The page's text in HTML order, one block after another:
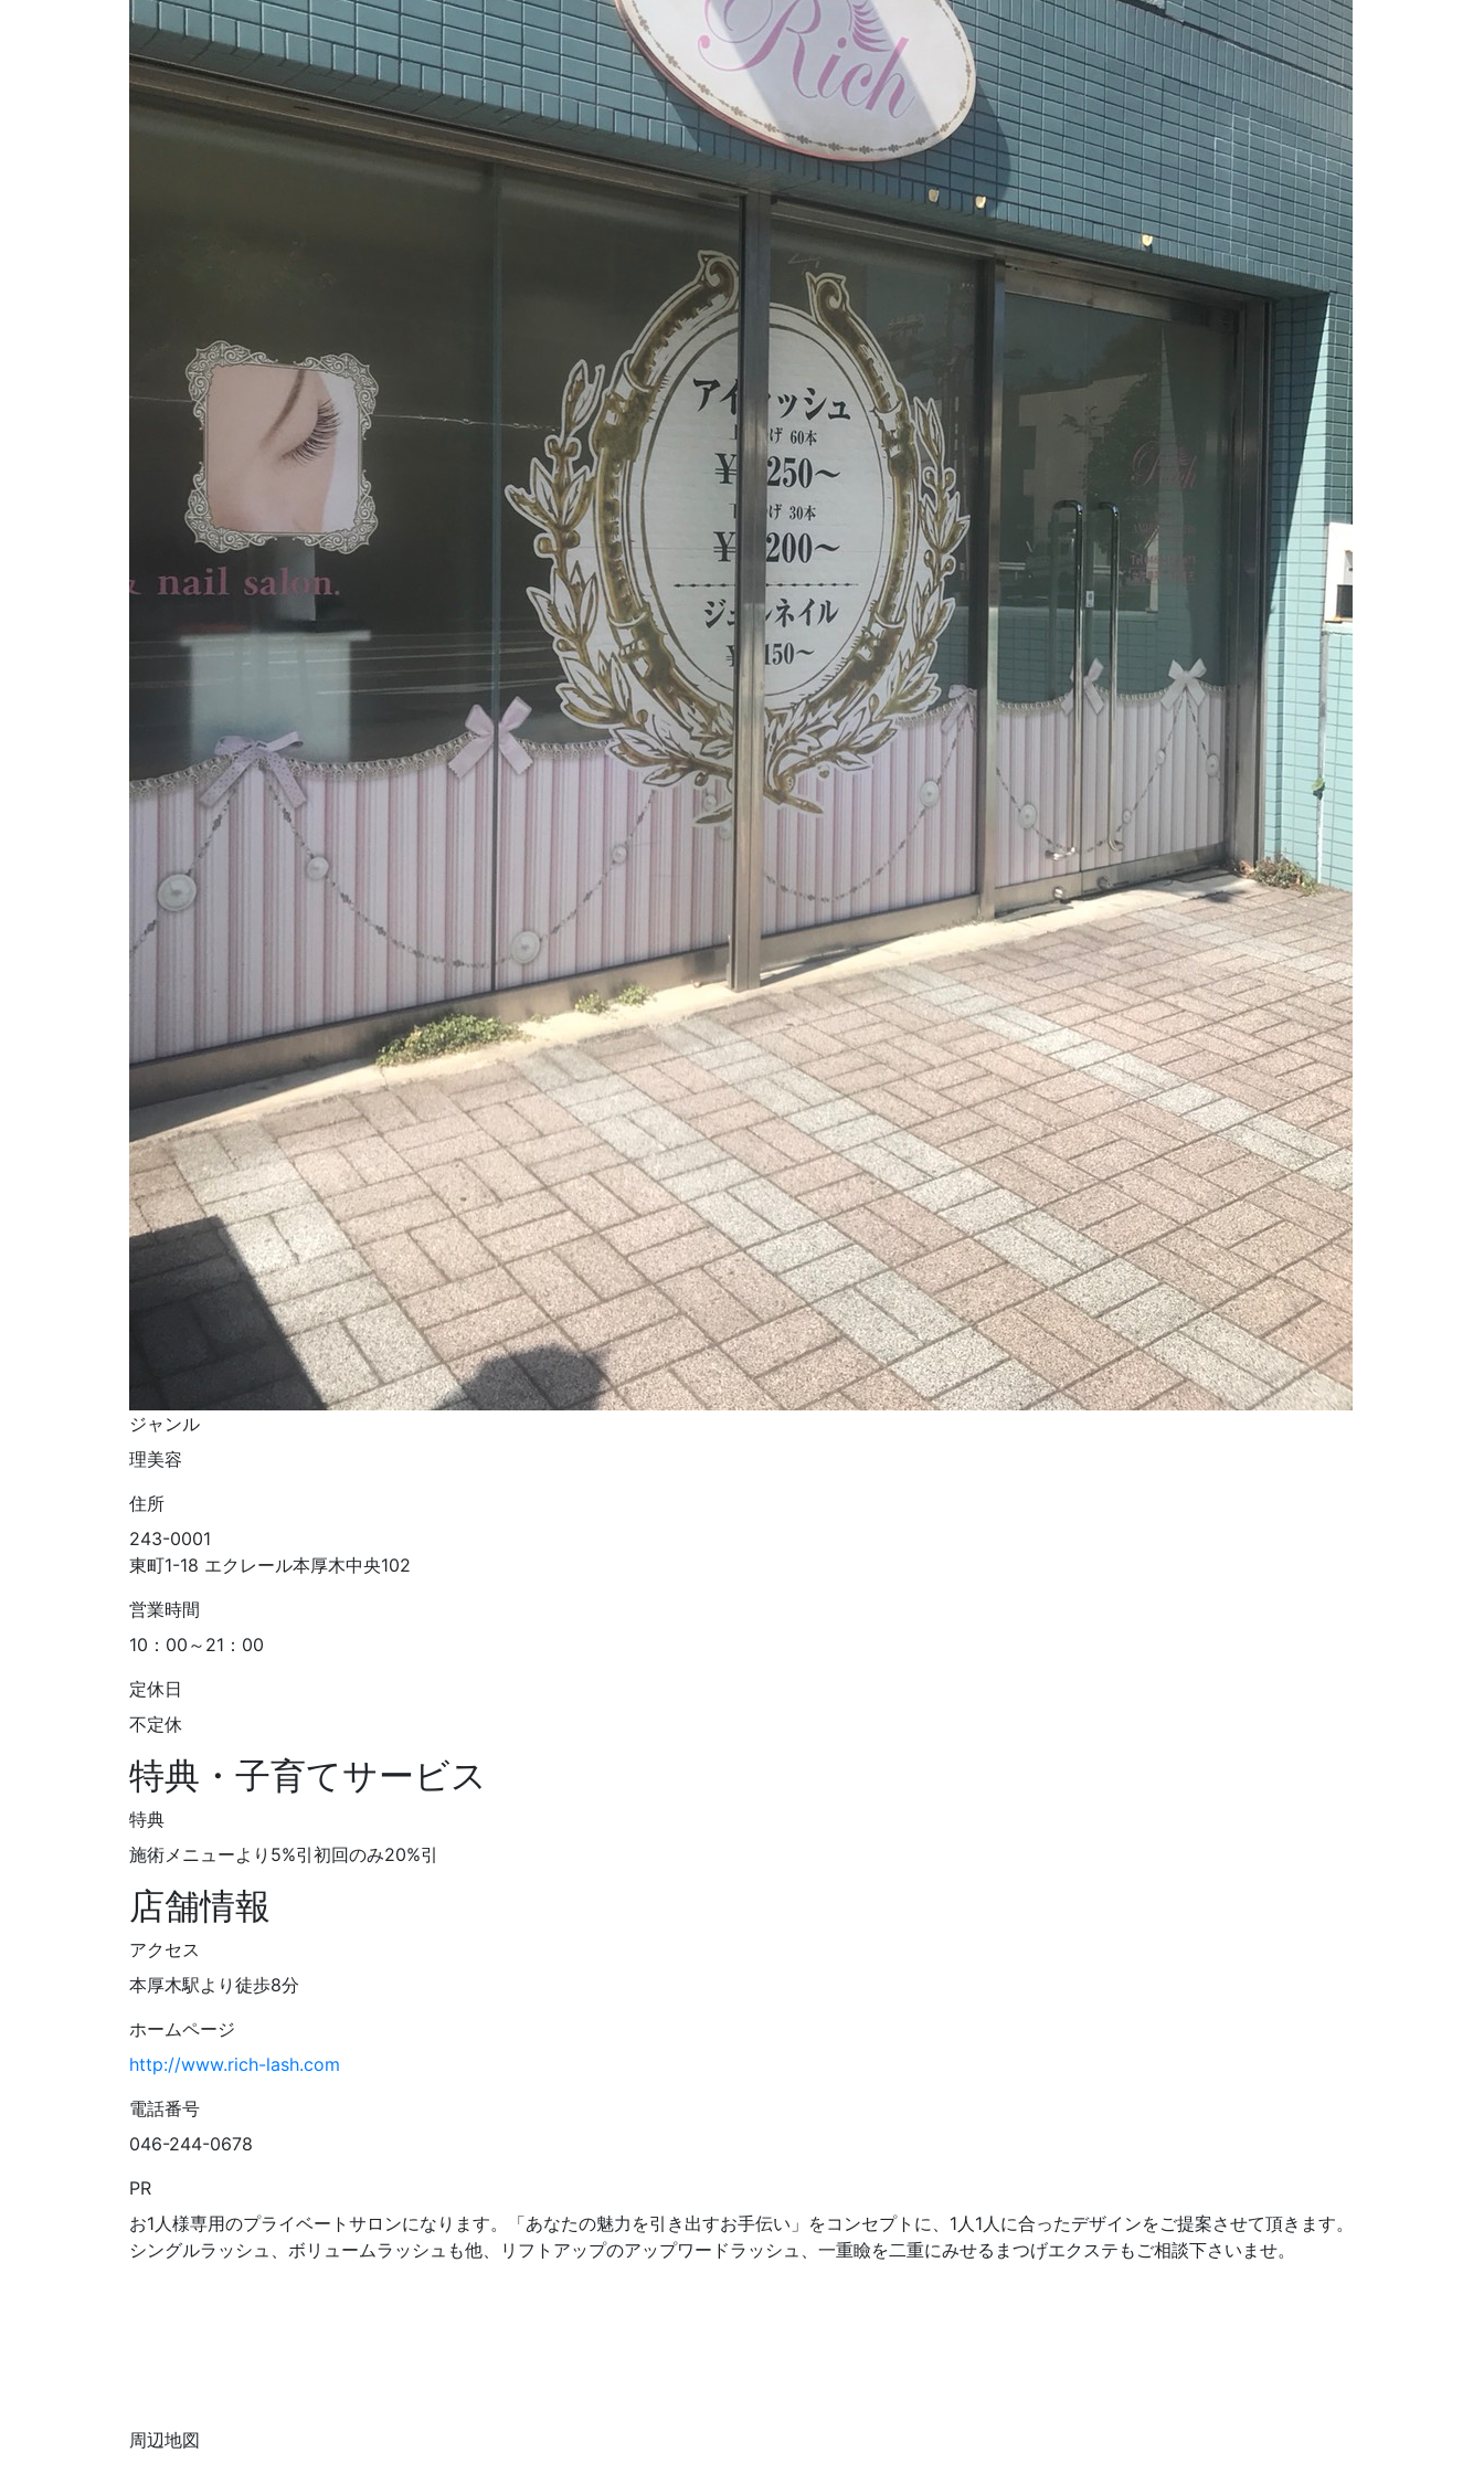
ジャンル
理美容
住所
243-0001
東町1-18 エクレール本厚木中央102
営業時間
10：00～21：00
定休日
不定休
特典・子育てサービス
特典
施術メニューより5%引初回のみ20%引
店舗情報
アクセス
本厚木駅より徒歩8分
ホームページ
http://www.rich-lash.com
電話番号
046-244-0678
PR
お1人様専用のプライベートサロンになります。「あなたの魅力を引き出すお手伝い」をコンセプトに、1人1人に合ったデザインをご提案させて頂きます。
シングルラッシュ、ボリュームラッシュも他、リフトアップのアップワードラッシュ、一重瞼を二重にみせるまつげエクステもご相談下さいませ。
周辺地図